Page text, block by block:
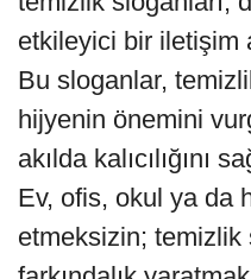
etkileyici bir iletişim
Bu sloganlar,
hijyenin önemini
akılda kalıcılığını
Ev, ofis, okul ya da
etmeksizin; temizlik